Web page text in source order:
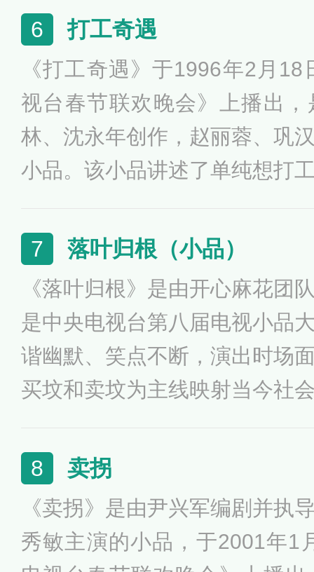
花名》，最后赵丽蓉却认为这
不满地离开的故事。
6 打工奇遇
《打工奇遇》于1996年2月
视台春节联欢晚会》上播出
林、沈永年创作，赵丽蓉、巩
小品。该小品讲述了单纯想打
从内心的真实选择向物价局打
具有时代气息，具有深远的现
7 落叶归根（小品）
《落叶归根》是由开心麻花团
是中央电视台第八届电视小品
谐幽默、笑点不断，演出时场
买坟和卖坟为主线映射当今社
8 卖拐
《卖拐》是由尹兴军编剧并执
秀敏主演的小品，于2001年1